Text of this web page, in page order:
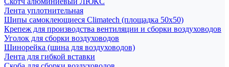
Лента уплотнительная
Шипы самоклеющиеся Climatech (площадка 50х50)
Крепеж для производства вентиляции и сборки воздуховодов
Уголок для сборки воздуховодов
Шинорейка (шина для воздуховодов)
Лента для гибкой вставки